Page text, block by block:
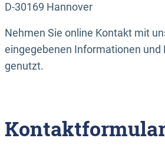
D-30169 Hannover
Nehmen Sie online Kontakt mit
eingegebenen Informationen und
genutzt.